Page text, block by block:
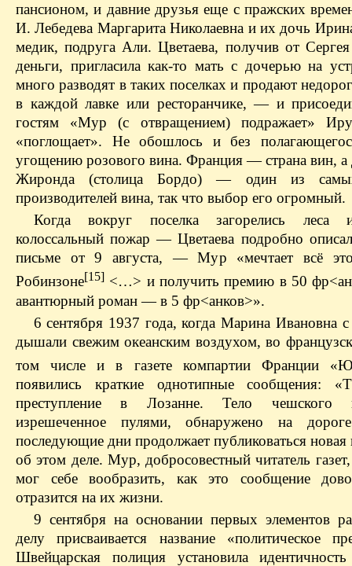
пансионом, и давние друзья еще с пражских
И. Лебедева Маргарита Николаевна и их дочь
медик, подруга Али. Цветаева, получив от
деньги, пригласила как-то мать с дочерью на
много разводят в таких поселках и продают
в каждой лавке или ресторанчике, — и
гостям «Мур (с отвращением) подражает»
«поглощает». Не обошлось и без
угощению розового вина. Франция — страна вин, а
Жиронда (столица Бордо) — один из
производителей вина, так что выбор его огромный.
Когда вокруг поселка загорелись леса
колоссальный пожар — Цветаева подробно
письме от 9 августа, — Мур «мечтает всё
Робинзоне[15] <…> и получить премию в 50
авантюрный роман — в 5 фр<анков>».
6 сентября 1937 года, когда Марина Ивановна
дышали свежим океанским воздухом, во
том числе и в газете компартии Франции
появились краткие однотипные сообщения:
преступление в Лозанне. Тело чешского
изрешеченное пулями, обнаружено на
последующие дни продолжает публиковаться
об этом деле. Мур, добросовестный читатель
мог себе вообразить, как это сообщение
отразится на их жизни.
9 сентября на основании первых элементов
делу присваивается название «политическое
Швейцарская полиция установила